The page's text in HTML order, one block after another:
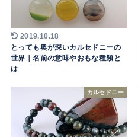
2019.10.18
とっても奥が深いカルセドニーの
世界｜名前の意味やおもな種類と
は
カルセドニー